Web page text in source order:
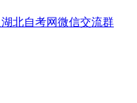
北自考网微信交流群